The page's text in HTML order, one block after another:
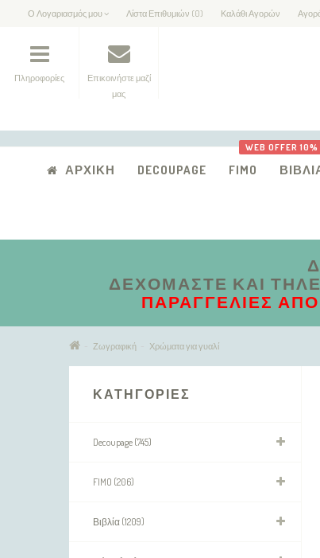
Ο Λογαριασμός μου Λίστα Επιθυμιών (0) Καλάθι Αγορών
Πληροφορίες
Επικοινήστε μαζί
μας
ΑΡΧΙΚΉ DECOUPAGE FIMO
WEB OFFER 10%
ΔΕΧΌΜΑΣΤΕ ΚΑΙ
ΠΑΡΑΓΓΕΛΊΕΣ
Ζωγραφική Χρώματα για γυαλί
ΚΑΤΗΓΟΡΊΕΣ
Decoupage (745)
FIMO (206)
Βιβλία (1209)